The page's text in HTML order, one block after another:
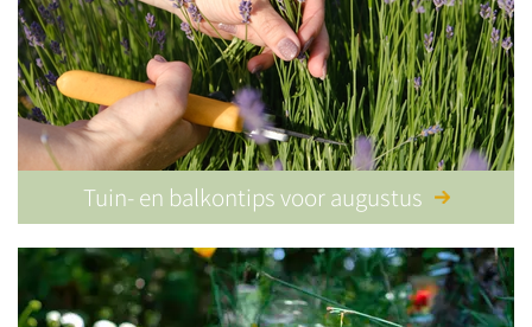
Tuin- en balkontips voor augustus